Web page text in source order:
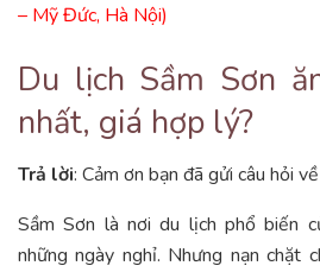
– Mỹ Đức, Hà Nội)
Du lịch Sầm Sơn
nhất, giá hợp lý?
Trả lời: Cảm ơn bạn đã gửi câu hỏi
Sầm Sơn là nơi du lịch phổ biến
những ngày nghỉ. Nhưng nạn chặt